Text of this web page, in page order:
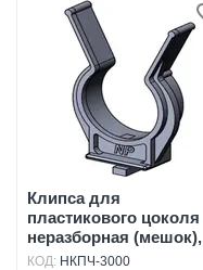
Клипса для
пластикового цоколя
неразборная (мешок),
черна...
КОД: НКПЧ-3000